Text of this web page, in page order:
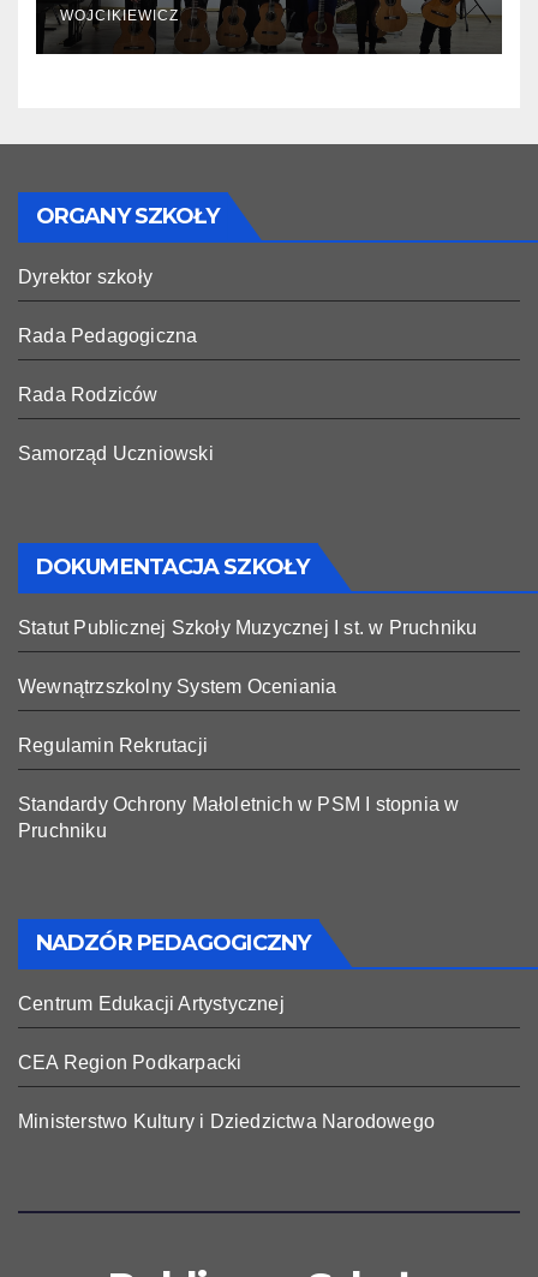
WOJCIKIEWICZ
ORGANY SZKOŁY
Dyrektor szkoły
Rada Pedagogiczna
Rada Rodziców
Samorząd Uczniowski
DOKUMENTACJA SZKOŁY
Statut Publicznej Szkoły Muzycznej I st. w Pruchniku
Wewnątrzszkolny System Oceniania
Regulamin Rekrutacji
Standardy Ochrony Małoletnich w PSM I stopnia w
Pruchniku
NADZÓR PEDAGOGICZNY
Centrum Edukacji Artystycznej
CEA Region Podkarpacki
Ministerstwo Kultury i Dziedzictwa Narodowego